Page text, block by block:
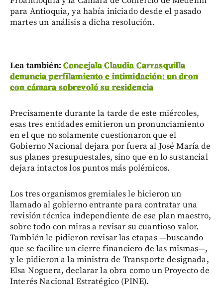
para Antioquia, ya había iniciado desde el pasado
martes un análisis a dicha resolución.
Lea también: Concejala Claudia Carrasquilla
denuncia perfilamiento e intimidación: un dron
con cámara sobrevoló su residencia
Precisamente durante la tarde de este miércoles,
esas tres entidades emitieron un pronunciamiento
en el que no solamente cuestionaron que el
Gobierno Nacional dejara por fuera al José María de
sus planes presupuestales, sino que en lo sustancial
dejara intactos los puntos más polémicos.
Los tres organismos gremiales le hicieron un
llamado al gobierno entrante para contratar una
revisión técnica independiente de ese plan maestro,
sobre todo con miras a revisar su cuantioso valor.
También le pidieron revisar las etapas —buscando
que se facilite un cierre financiero de las mismas—,
y le pidieron a la ministra de Transporte designada,
Elsa Noguera, declarar la obra como un Proyecto de
Interés Nacional Estratégico (PINE).